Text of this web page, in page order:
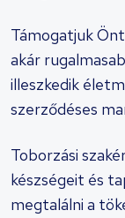
Támogatjuk
akár
illeszkedik
szerződéses
Toborzási
készségeit és
megtalálni a